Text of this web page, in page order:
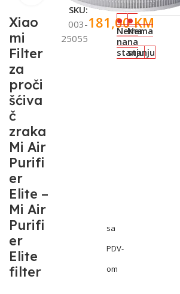
Xiao
mi
Filter
za
proči
šćiva
č
zraka
Mi Air
Purifi
er
Elite –
Mi Air
Purifi
er
Elite
filter
SKU:
003-
25055
181,00KM
sa
PDV-
om
Nema
na
stanju
Nema
na
stanju